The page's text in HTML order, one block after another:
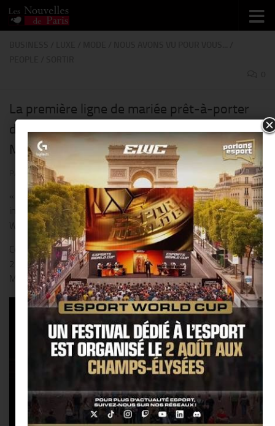
Skip to content
La première ligne de mariée prêt-à-porter
de « Sandra Mansour » : L’Ombre d’un
Miracle !!
THIERRY KER 24 JANVIER 2019· MIS À JOUR 3 FÉVRIER 2019
« L’Ombre d’un Miracle » est une collection de prêt-à-porter
inspirée du livre des miracles de Till-Holger Borchert et Joshua P.
Waterman.
Cette collection a été présentée lors de la « Paris Fashion Week » le
21 janvier 2019, au sein d’un sublime Hôtel particulier, situé rue de
Monsigny !!